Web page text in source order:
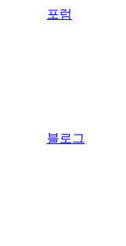
포럼
블로그